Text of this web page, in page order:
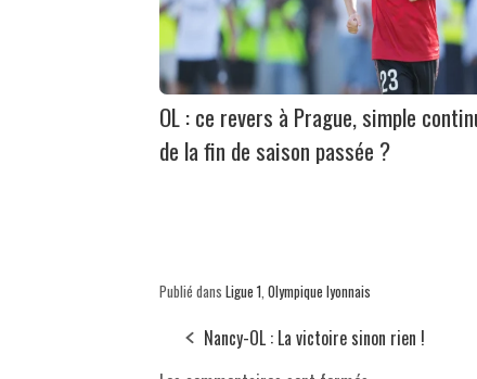
OL : ce revers à Prague, simple
de la fin de saison passée ?
Publié dans Ligue 1 Olympique lyonnais
Nancy-OL : La victoire sinon rien !